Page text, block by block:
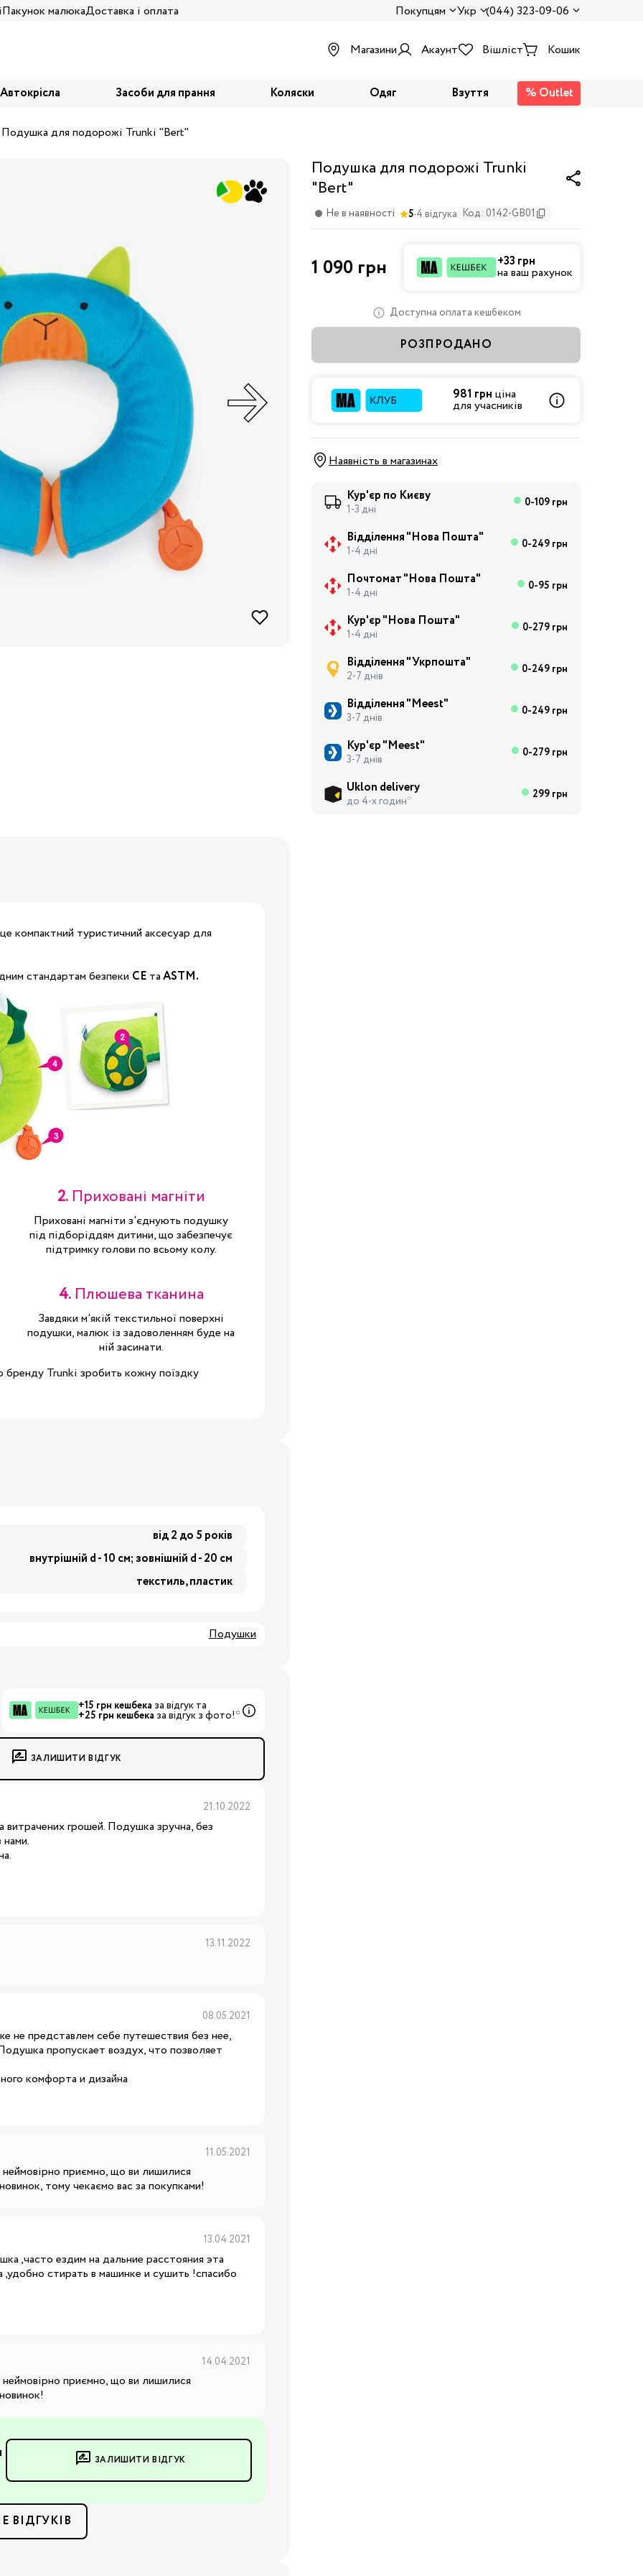
Пакунок малюкаДоставка і оплата Покупцям Укр (044) 323-09-06
19
24
28.5
34
Бренди:
Магазини Акаунт Вішліст Кошик
Автокрісла Засоби для прання Коляски Одяг Взуття % Outlet
Подушка для подорожі Trunki "Bert"
Подушка для подорожі Trunki
"Bert"
Не в наявності 5·4 відгука Код: 0142-GB01
1 090 грн +33 грн
на ваш рахунок
Доступна оплата кешбеком
РОЗПРОДАНО
981 грн ціна
для учасників
Наявність в магазинах
Кур'єр по Києву
1-3 дні 0-109 грн
Відділення "Нова Пошта"
1-4 дні 0-249 грн
Почтомат "Нова Пошта"
1-4 дні 0-95 грн
Кур'єр "Нова Пошта"
1-4 дні 0-279 грн
Відділення "Укрпошта"
2-7 днів 0-249 грн
Відділення "Meest"
3-7 днів 0-249 грн
Кур'єр "Meest"
3-7 днів 0-279 грн
Uklon delivery
до 4-х годин* 299 грн
компактний туристичний аксесуар для
стандартам безпеки CE таASTM.
2.Приховані магніти
Приховані магніти з'єднують подушку
під підборіддям дитини, що забезпечує
підтримку голови по всьому колу.
4.Плюшева тканина
Завдяки м'якій текстильної поверхні
подушки, малюк із задоволенням буде на
ній засинати.
Trunki зробить кожну поїздку
від 2 до 5 років
внутрішній d - 10 см; зовнішній d - 20 см
текстиль, пластик
Подушки
+15 грн кешбека за відгук та
+25 грн кешбека за відгук з фото!*
ЗАЛИШИТИ ВІДГУК
21.10.2022
грошей. Подушка зручна, без
13.11.2022
08.05.2021
представлем себе путешествия без нее,
пропускает воздух, что позволяет
комфорта и дизайна
11.05.2021
приємно, що ви лишилися
тому чекаємо вас за покупками!
13.04.2021
,часто ездим на дальние расстояния эта
стирать в машинке и сушить !спасибо
14.04.2021
приємно, що ви лишилися
ЗАЛИШИТИ ВІДГУК
ВІДГУКІВ